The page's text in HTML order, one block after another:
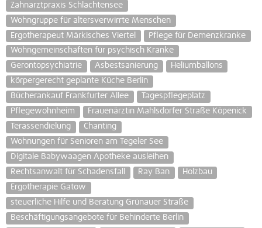
Zahnarztpraxis Schlachtensee
Wohngruppe für altersverwirrte Menschen
Ergotherapeut Märkisches Viertel
Pflege für Demenzkranke
Wohngemeinschaften für psychisch Kranke
Gerontopsychiatrie
Asbestsanierung
Heliumballons
körpergerecht geplante Küche Berlin
Bücherankauf Frankfurter Allee
Tagespflegeplatz
Pflegewohnheim
Frauenärztin Mahlsdorfer Straße Köpenick
Terassendielung
Chanting
Wohnungen für Senioren am Tegeler See
Digitale Babywaagen Apotheke ausleihen
Rechtsanwalt für Schadensfall
Ray Ban
Holzbau
Ergotherapie Gatow
steuerliche Hilfe und Beratung Grünauer Straße
Beschäftigungsangebote für Behinderte Berlin